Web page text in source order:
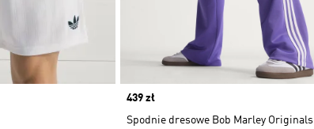
Price
439 zł
Spodnie dresowe Bob Marley Originals